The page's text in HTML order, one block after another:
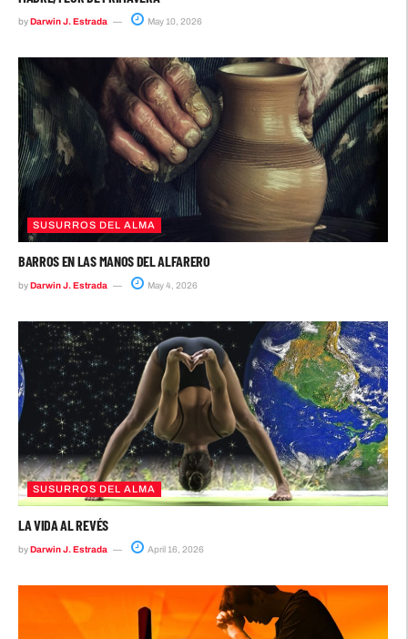
byDarwin J. Estrada May 10, 2026
SUSURROS DEL ALMA
BARROS EN LAS MANOS DEL ALFARERO
byDarwin J. Estrada May 4, 2026
SUSURROS DEL ALMA
LA VIDA AL REVÉS
byDarwin J. Estrada April 16, 2026